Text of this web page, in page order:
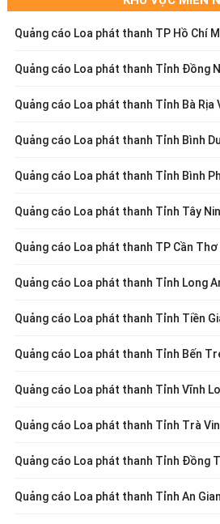
Quảng cáo Loa phát thanh TP Hồ Chí
Quảng cáo Loa phát thanh Tỉnh Đồng
Quảng cáo Loa phát thanh Tỉnh Bà Rịa
Quảng cáo Loa phát thanh Tỉnh Bình
Quảng cáo Loa phát thanh Tỉnh Bình
Quảng cáo Loa phát thanh Tỉnh Tây
Quảng cáo Loa phát thanh TP Cần Thơ
Quảng cáo Loa phát thanh Tỉnh Long
Quảng cáo Loa phát thanh Tỉnh Tiền
Quảng cáo Loa phát thanh Tỉnh Bến
Quảng cáo Loa phát thanh Tỉnh Vĩnh
Quảng cáo Loa phát thanh Tỉnh Trà
Quảng cáo Loa phát thanh Tỉnh Đồng
Quảng cáo Loa phát thanh Tỉnh An